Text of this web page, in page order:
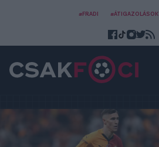
#FRADI #ÁTIGAZOLÁSOK